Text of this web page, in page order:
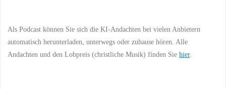
Als Podcast können Sie sich die KI-Andachten bei vielen Anbietern
automatisch herunterladen, unterwegs oder zuhause hören. Alle
Andachten und den Lobpreis (christliche Musik) finden Siehier.